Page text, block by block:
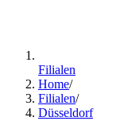
Filialen
Home/
Filialen/
Düsseldorf